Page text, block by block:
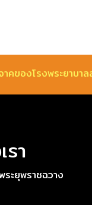
าคของโรงพระยาบา
า
ระยุพราชฉวาง